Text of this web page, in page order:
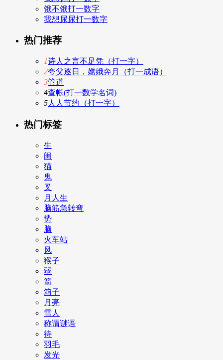
饿不饿打一数字
我想尿尿打一数字
热门推荐
1诗人之言不足凭（打一字）
2夸父逐日，嫦娥奔月（打一成语）
3管道
4查帐(打一数学名词)
5人人节约（打一字）
热门标签
生
闺
猫
鬼
叉
月人生
脑筋急转弯
势
脑
火车站
风
猴子
弱
箭
箱子
月亮
雪人
称谓谜语
待
羽毛
发光